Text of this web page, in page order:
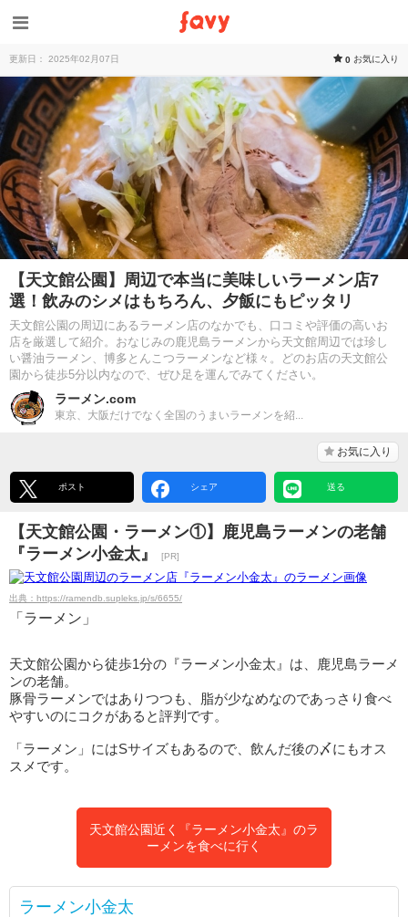
更新日： 2025年02月07日 0 お気に入り
【天文館公園】周辺で本当に美味しいラーメン店7
選！飲みのシメはもちろん、夕飯にもピッタリ
天文館公園の周辺にあるラーメン店のなかでも、口コミや評価の高いお
店を厳選して紹介。おなじみの鹿児島ラーメンから天文館周辺では珍し
い醤油ラーメン、博多とんこつラーメンなど様々。どのお店の天文館公
園から徒歩5分以内なので、ぜひ足を運んでみてください。
ラーメン.com
東京、大阪だけでなく全国のうまいラーメンを紹...
お気に入り
ポスト シェア 送る
【天文館公園・ラーメン①】鹿児島ラーメンの老舗
『ラーメン小金太』
[PR]
出典：https://ramendb.supleks.jp/s/6655/
「ラーメン」
天文館公園から徒歩1分の『ラーメン小金太』は、鹿児島ラーメ
ンの老舗。
豚骨ラーメンではありつつも、脂が少なめなのであっさり食べ
やすいのにコクがあると評判です。
「ラーメン」にはSサイズもあるので、飲んだ後の〆にもオス
スメです。
天文館公園近く『ラーメン小金太』のラ
ーメンを食べに行く
ラーメン小金太